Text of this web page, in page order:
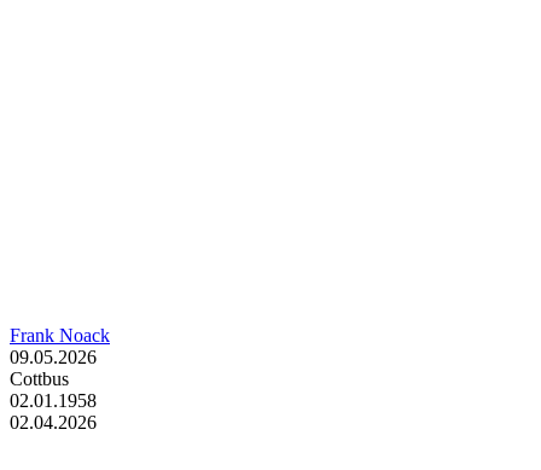
Frank Noack
09.05.2026
Cottbus
02.01.1958
02.04.2026